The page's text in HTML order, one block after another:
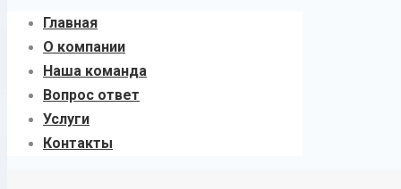
Главная
О компании
Наша команда
Вопрос ответ
Услуги
Контакты